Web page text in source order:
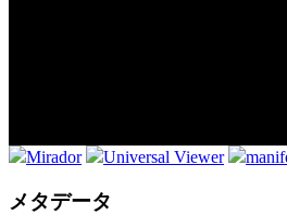
Mirador Universal Viewer
メタデータ